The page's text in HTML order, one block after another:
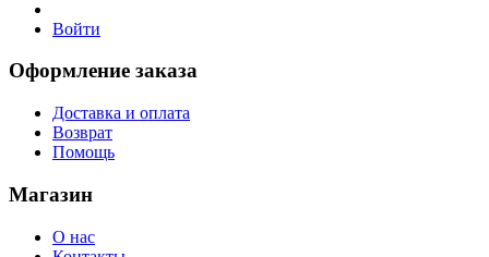
Войти
Оформление заказа
Доставка и оплата
Возврат
Помощь
Магазин
О нас